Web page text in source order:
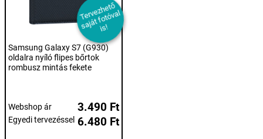
T
er
v
e
z
h
et
ő
s
aj
át f
ot
ó
v
al
i
s!
Samsung Galaxy S7 (G930)
oldalra nyíló flipes bőrtok
rombusz mintás fekete
Webshop ár 3.490 Ft
Egyedi tervezéssel 6.480 Ft